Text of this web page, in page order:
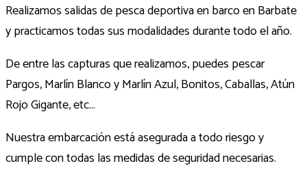
Realizamos salidas de pesca deportiva en barco en Barbate
y practicamos todas sus modalidades durante todo el año.
De entre las capturas que realizamos, puedes pescar
Pargos, Marlín Blanco y Marlín Azul, Bonitos, Caballas, Atún
Rojo Gigante, etc…
Nuestra embarcación está asegurada a todo riesgo y
cumple con todas las medidas de seguridad necesarias.